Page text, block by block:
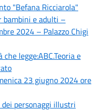
"Befana Ricciarola"
bambini e adulti –
2024 – Palazzo Chigi
legge:ABC.Teoria e
23 giugno 2024 ore
personaggi illustri